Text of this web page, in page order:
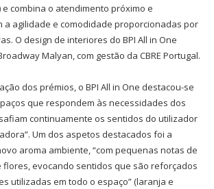
combina o atendimento próximo e
a agilidade e comodidade proporcionadas por
O design de interiores do BPI All in One
Malyan, com gestão da CBRE Portugal.
dos prémios, o BPI All in One destacou-se
que respondem às necessidades dos
continuamente os sentidos do utilizador
Um dos aspetos destacados foi a
aroma ambiente, “com pequenas notas de
flores, evocando sentidos que são reforçados
utilizadas em todo o espaço” (laranja e